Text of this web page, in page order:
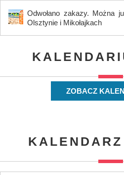
Odwołano zakazy. Można
Olsztynie i Mikołajkach
ZOBACZ